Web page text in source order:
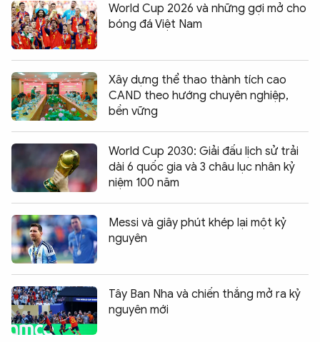
World Cup 2026 và những gợi mở cho
bóng đá Việt Nam
Xây dựng thể thao thành tích cao
CAND theo hướng chuyên nghiệp,
bền vững
World Cup 2030: Giải đấu lịch sử trải
dài 6 quốc gia và 3 châu lục nhân kỷ
niệm 100 năm
Messi và giây phút khép lại một kỷ
nguyên
Tây Ban Nha và chiến thắng mở ra kỷ
nguyên mới